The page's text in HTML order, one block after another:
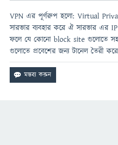
VPN এর পূর্ণরুপ হলো: Virtual
সারভার ব্যবহার করে ঐ সারভার এর
ফলে যে কোনো block site গুলোতে
গুলোতে প্রবেশের জন্য টানেল তৈরী